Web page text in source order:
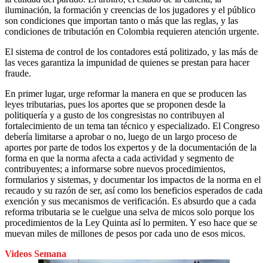
iluminación, la formación y creencias de los jugadores y el público
son condiciones que importan tanto o más que las reglas, y las
condiciones de tributación en Colombia requieren atención urgente.
El sistema de control de los contadores está politizado, y las más de
las veces garantiza la impunidad de quienes se prestan para hacer
fraude.
En primer lugar, urge reformar la manera en que se producen las
leyes tributarias, pues los aportes que se proponen desde la
politiquería y a gusto de los congresistas no contribuyen al
fortalecimiento de un tema tan técnico y especializado. El Congreso
debería limitarse a aprobar o no, luego de un largo proceso de
aportes por parte de todos los expertos y de la documentación de la
forma en que la norma afecta a cada actividad y segmento de
contribuyentes; a informarse sobre nuevos procedimientos,
formularios y sistemas, y documentar los impactos de la norma en el
recaudo y su razón de ser, así como los beneficios esperados de cada
exención y sus mecanismos de verificación. Es absurdo que a cada
reforma tributaria se le cuelgue una selva de micos solo porque los
procedimientos de la Ley Quinta así lo permiten. Y eso hace que se
muevan miles de millones de pesos por cada uno de esos micos.
Videos Semana